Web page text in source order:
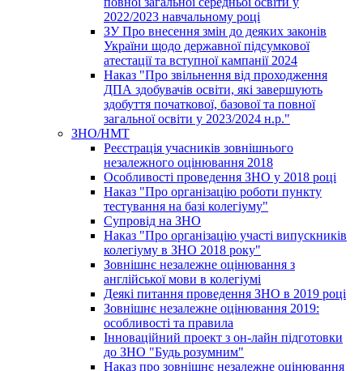
2022/2023 навчальному році
ЗУ Про внесення змін до деяких законів
України щодо державної підсумкової
атестації та вступної кампанії 2024
Наказ "Про звільнення від проходження
ДПА здобувачів освіти, які завершують
здобуття початкової, базової та повної
загальної освіти у 2023/2024 н.р."
ЗНО/НМТ
Реєстрація учасників зовнішнього
незалежного оцінювання 2018
Особливості проведення ЗНО у 2018 році
Наказ "Про організацію роботи пункту
тестування на базі колегіуму"
Супровід на ЗНО
Наказ "Про організацію участі випускників
колегіуму в ЗНО 2018 року"
Зовнішнє незалежне оцінювання з
англійської мови в колегіумі
Деякі питання проведення ЗНО в 2019 році
Зовнішнє незалежне оцінювання 2019:
особливості та правила
Інноваційний проект з он-лайн підготовки
до ЗНО "Будь розумним"
Наказ про зовнішнє незалежне оцінювання